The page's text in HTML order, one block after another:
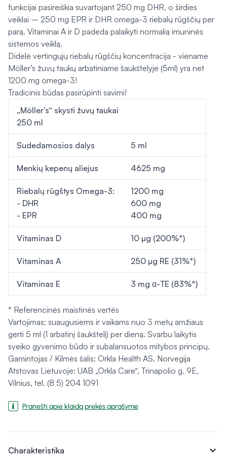
funkcijai pasireiškia suvartojant 250 mg DHR, o širdies
veiklai – 250 mg EPR ir DHR omega-3 riebalų rūgščių per
parą. Vitaminai A ir D padeda palaikyti normalią imuninės
sistemos veiklą.
Didelė vertingųjų riebalų rūgščių koncentracija - viename
Möller’s žuvų taukų arbatiniame šaukštelyje (5ml) yra net
1200 mg omega-3!
Tradicinis būdas pasirūpinti savimi!
„Möller’s“ skysti žuvų taukai
250 ml
Sudedamosios dalys 5 ml
Menkių kepenų aliejus 4625 mg
Riebalų rūgštys Omega-3:
- DHR
- EPR
1200 mg
600 mg
400 mg
Vitaminas D 10 µg (200%*)
Vitaminas A 250 µg RE (31%*)
Vitaminas E 3 mg α-TE (83%*)
* Referencinės maistinės vertės
Vartojimas: suaugusiems ir vaikams nuo 3 metų amžiaus
gerti 5 ml (1 arbatinį šaukštelį) per dieną. Svarbu laikytis
sveiko gyvenimo būdo ir subalansuotos mitybos principų.
Gamintojas / Kilmės šalis: Orkla Health AS, Norvegija
Atstovas Lietuvoje: UAB „Orkla Care“, Trinapolio g. 9E,
Vilnius, tel. (8 5) 204 1091
Pranešti apie klaidą prekės aprašyme
Charakteristika expand_more